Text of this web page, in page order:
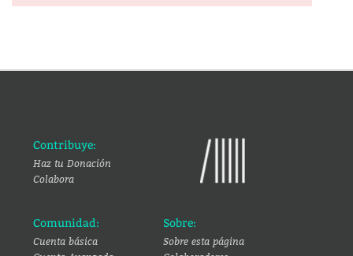
Contribuye:
Haz tu Donación
Colabora
Comunidad:
Cuenta básica
Sobre:
Sobre esta página